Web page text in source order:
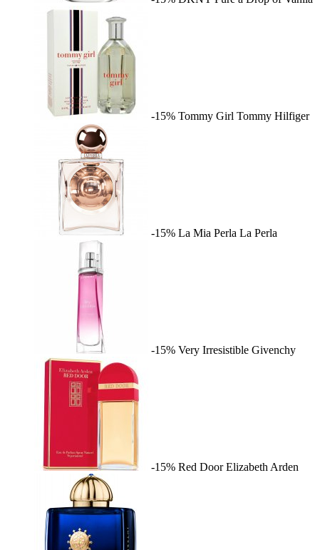
-15% Tommy Girl Tommy Hilfiger
-15% La Mia Perla La Perla
-15% Very Irresistible Givenchy
-15% Red Door Elizabeth Arden